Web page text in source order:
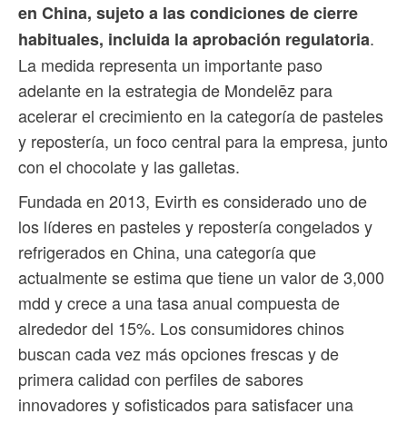
en China, sujeto a las condiciones de cierre
habituales, incluida la aprobación regulatoria.
La medida representa un importante paso
adelante en la estrategia de Mondelēz para
acelerar el crecimiento en la categoría de pasteles
y repostería, un foco central para la empresa, junto
con el chocolate y las galletas.
Fundada en 2013, Evirth es considerado uno de
los líderes en pasteles y repostería congelados y
refrigerados en China, una categoría que
actualmente se estima que tiene un valor de 3,000
mdd y crece a una tasa anual compuesta de
alrededor del 15%. Los consumidores chinos
buscan cada vez más opciones frescas y de
primera calidad con perfiles de sabores
innovadores y sofisticados para satisfacer una